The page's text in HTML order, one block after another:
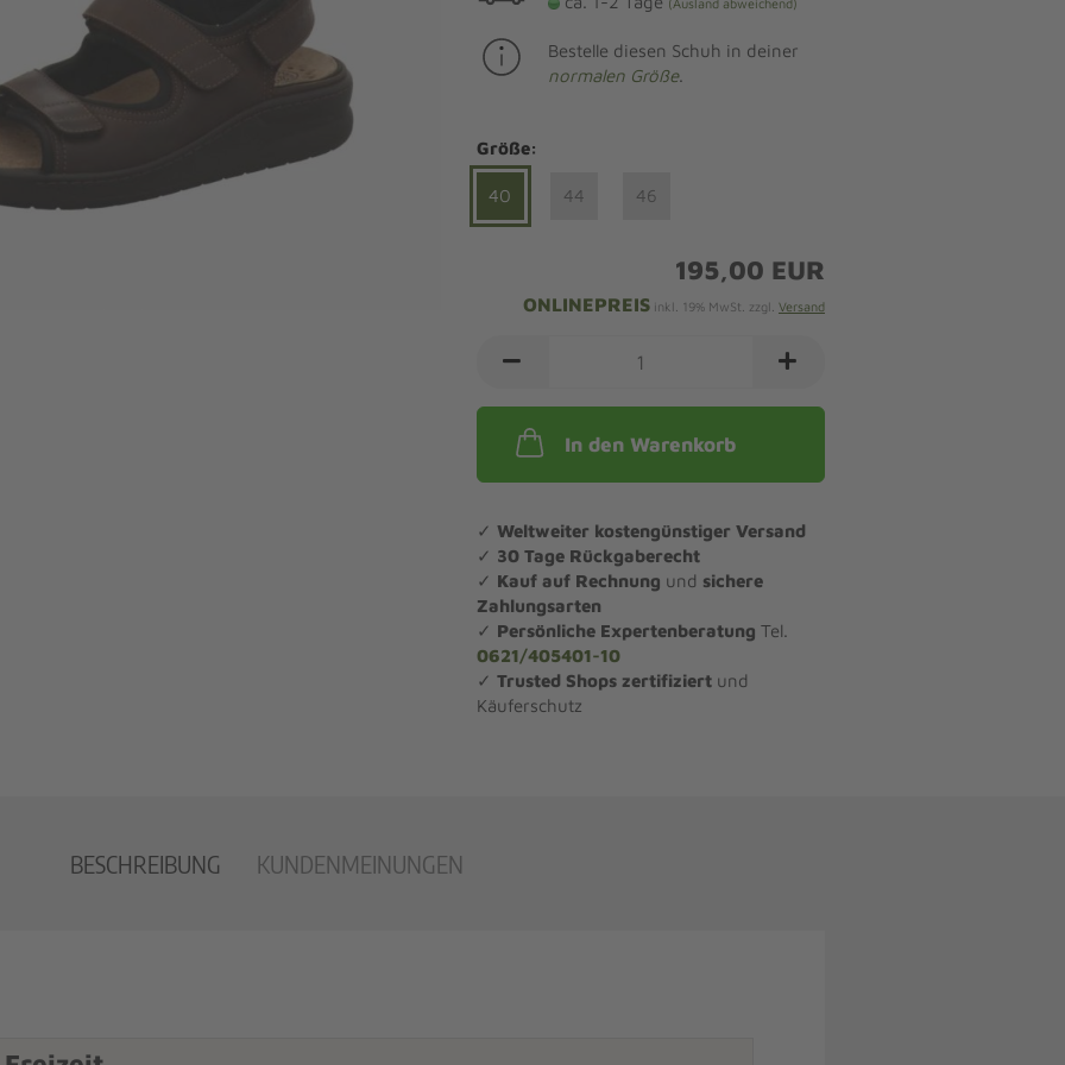
und Leisten -
und Gamaschen
Angebote Outdoorschuhe
Barfußschuhe
Schmal, Extrabreit, Hallux
Komfort
Komfort
Komfort
Komfort
Komfort
Sandaletten
Bestelle diesen Schuh in deiner
normalen Größe.
Größe:
40 44 46
195,00 EUR
ONLINEPREISinkl. 19% MwSt. zzgl. Versand
In den Warenkorb
✓ Weltweiter kostengünstiger Versand
✓ 30 Tage Rückgaberecht
✓ Kauf auf Rechnung und sichere
Zahlungsarten
✓ Persönliche Expertenberatung Tel.
0621/405401-10
✓ Trusted Shops zertifiziertund
Käuferschutz
BESCHREIBUNG KUNDENMEINUNGEN